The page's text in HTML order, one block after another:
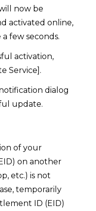
now be
activated online,
few seconds.
activation,
Service].
dialog
update.
of your
on another
etc.) is not
temporarily
ID (EID)